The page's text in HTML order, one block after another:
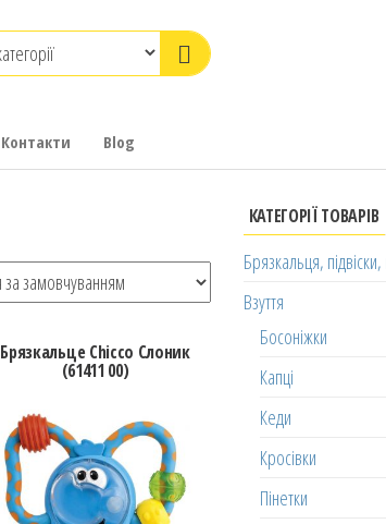
Контакти Blog
Брязкальце Chicco Слоник
(61411 00)
КАТЕГОРІЇ ТОВАРІВ
Брязкальця,
Взуття
Босоніжки
Капці
Кеди
Кросівки
Пінетки